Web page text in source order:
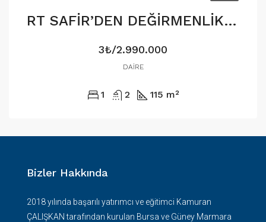
RT SAFİR’DEN DEĞİRMENLİKIZIK’DA DATILIK SIFIR DAİRE
3₺/2.990.000
DAIRE
1 2 115 m²
Bizler Hakkında
2018 yılında başarılı yatırımcı ve eğitimci Kamuran
ÇALIŞKAN tarafından kurulan Bursa ve Güney Marmara